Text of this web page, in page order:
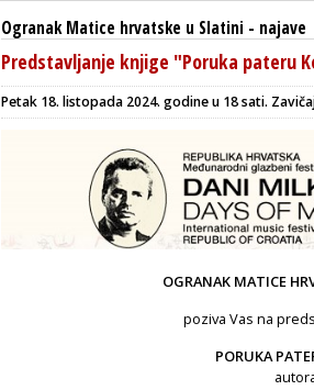
Ogranak Matice hrvatske u Slatini - najave
Predstavljanje knjige "Poruka pateru
Petak 18. listopada 2024. godine u 18 sati.
OGRANAK MATICE
poziva Vas na
PORUKA